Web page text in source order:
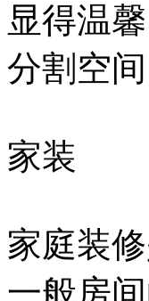
显得温
分割空
家装
家庭装
一般房